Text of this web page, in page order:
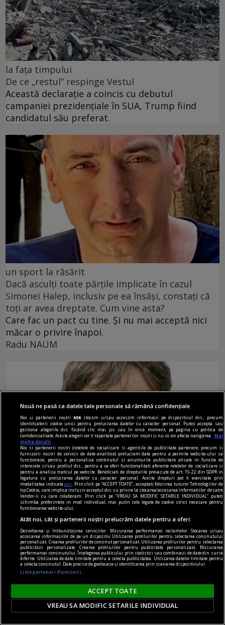
la fața timpului
De ce „restul” respinge Vestul
Această declarație a coincis cu debutul
campaniei prezidențiale în SUA, Trump fiind
candidatul său preferat.
un sport la răsărit
Dacă asculți toate părțile implicate în cazul
Simonei Halep, inclusiv pe ea însăși, constați că
toți ar avea dreptate. Cum vine asta?
Care fac un pact cu tine. Și nu mai acceptă nici
măcar o privire înapoi.
Radu NAUM
libertstea de impresie
Buon appetito!
Dar, apropo, cred că, după ce a făcut lumea,
Dumnezeu s-a mai gîndit puțin și a creat Italia.
Andrei MANOLESCU
Nouă ne pasă ca datele tale personale să rămână confidențiale
Noi și partenerii noștri606 stocăm și/sau accesăm informații pe dispozitivul dvs., precum
identificatorii cookie unici pentru prelucrarea datelor cu caracter personal. Puteți accepta sau
gestiona alegerile dvs. făcând clic mai jos sau în orice moment, pe pagina cu politica de
confidențialitate. Aceste alegeri vor fi raportate partenerilor noștri și nu vă vor afecta navigarea.
Mai
multe detalii
Noi si partenerii nostri (retelele de socializare si agentiile de publicitate partenere, precum si
furnizorii nostri de servicii de date analitice) prelucram date pentru a permite website-ului sa
functioneze, pentru a personaliza continutul si anunturile publicitare afisate in functie de
interesele si/sau profilul dvs., pentru a va oferi functionalitati aferente retelelor de socializare si
pentru a analiza traficul pe website. Beneficiati de drepturile prevazute de art. 15-22 din GDPR in
legatura cu prelucrarea datelor cu caracter personal. Aceste drepturi pot fi exercitate prin
modalitatea indicataaici
. Prin click pe “ACCEPT TOATE”, acceptati folosirea tuturor Tehnologiilor de
tip Cookie, care implica inclusiv acceptul dvs. cu privire la stocarea/accesarea informatiilor de catre
Vendor-ii cu care colaboram. Prin click pe “VREAU SA MODIFIC SETARILE INDIVIDUAL” puteti
schimba preferintele in mod individual, mai putin cele legate de cookie strict necesare pentru
functionarea website-ului.
Atât noi, cât și partenerii noștri prelucrăm datele pentru a oferi:
Dezvoltarea și îmbunătățirea serviciilor. Măsurarea performanței reclamelor. Stocarea și/sau
accesarea informațiilor de pe un dispozitiv. Utilizarea profilurilor pentru selectarea conținutului
personalizat. Crearea profilurilor de conținut personalizat. Utilizarea profilurilor pentru selectarea
publicității personalizate. Crearea profilurilor pentru publicitate personalizată. Măsurarea
performanței conținutului. Înțelegerea publicului prin statistici sau combinații de date din surse
diferite. Utilizarea de date limitate pentru a selecta publicitatea. Utilizarea datelor limitate pentru
a selecta conținutul. Date precise de geolocație și identificarea prin scanarea dispozitivului.
Listă parteneri (furnizori)
ACCEPT TOATE
VREAU SA MODIFIC SETARILE INDIVIDUAL